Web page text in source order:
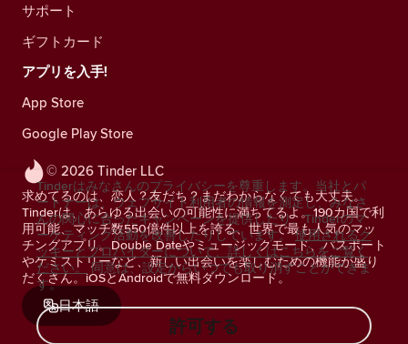
© 2026 Tinder LLC
求めてるのは、恋人？友だち？まだわからなくても大丈夫。
Tinderは、あらゆる出会いの可能性に満ちてるよ。190カ国で利
用可能、マッチ数550億件以上を誇る、世界で最も人気のマッ
チングアプリ。Double Dateやミュージックモード、パスポート
やケミストリーなど、新しい出会いを楽しむための機能が盛り
だくさん。iOSとAndroidで無料ダウンロード。
日本語
サポート
ギフトカード
アプリを入手!
App Store
Google Play Store
Tinderはみなさんのプライバシーを尊重します。当社とパ
ートナーは、ウェブサイト利用者の情報を測定し、みなさ
んの関心に合ったキャンペーンを提供したり、Tinderのマ
ーケティング活動を改善したりしています。 使用されるク
ッキーとプロバイダーについて、詳しくはこちらをご覧く
ださい。 同意は、設定からいつでも取り消すことができま
す。
許可する